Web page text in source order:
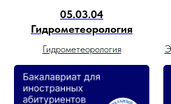
05.03.04
Гидрометеорология
Гидрометеорология